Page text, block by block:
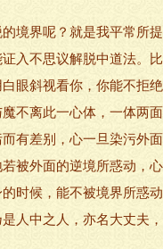
境界呢？就是我平常所
入不思议解脱中道法。
眼斜视看你，你能不拒
不离此一心体，一体两
有差别，心一旦染污外
被外面的逆境所惑动，
时候，能不被境界所惑
人中之人，亦名大丈夫